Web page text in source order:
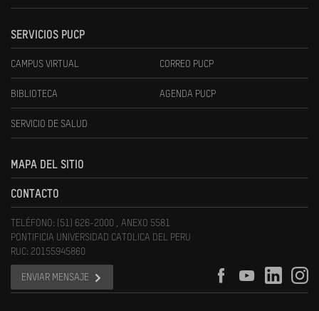
SERVICIOS PUCP
CAMPUS VIRTUAL CORREO PUCP
BIBLIOTECA AGENDA PUCP
SERVICIO DE SALUD
MAPA DEL SITIO
CONTACTO
TELÉFONO: (51) 626-2000 , ANEXO 5581
PONTIFICIA UNIVERSIDAD CATOLICA DEL PERU
RUC: 20155945860
ENVIAR MENSAJE